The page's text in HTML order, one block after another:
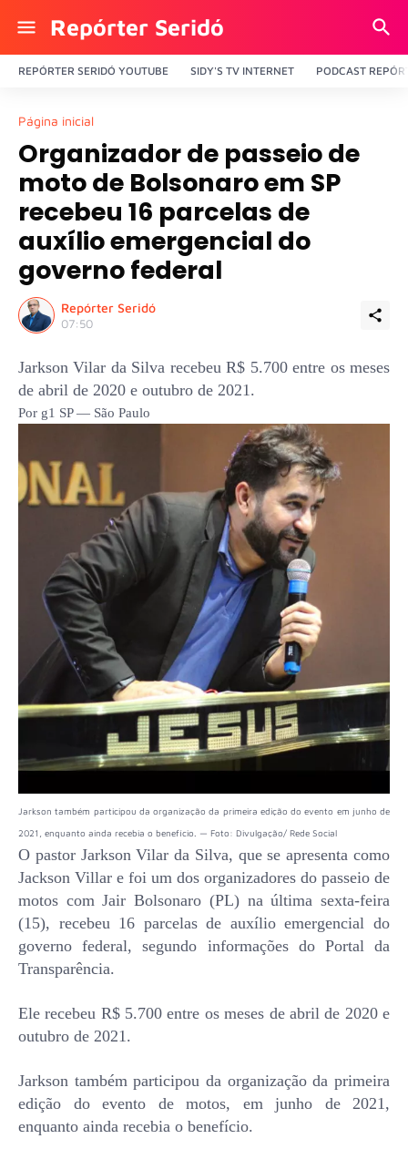
Repórter Seridó
REPÓRTER SERIDÓ YOUTUBE SIDY'S TV INTERNET PODCAST
Página inicial
Organizador de passeio de
moto de Bolsonaro em SP
recebeu 16 parcelas de
auxílio emergencial do
governo federal
Repórter Seridó
07:50
Jarkson Vilar da Silva recebeu R$ 5.700 entre os meses
de abril de 2020 e outubro de 2021.
Por g1 SP — São Paulo
Jarkson também participou da organização da primeira edição do evento em junho de
2021, enquanto ainda recebia o benefício. — Foto: Divulgação/ Rede Social
O pastor Jarkson Vilar da Silva, que se apresenta como
Jackson Villar e foi um dos organizadores do passeio de
motos com Jair Bolsonaro (PL) na última sexta-feira
(15), recebeu 16 parcelas de auxílio emergencial do
governo federal, segundo informações do Portal da
Transparência.
Ele recebeu R$ 5.700 entre os meses de abril de 2020 e
outubro de 2021.
Jarkson também participou da organização da primeira
edição do evento de motos, em junho de 2021,
enquanto ainda recebia o benefício.